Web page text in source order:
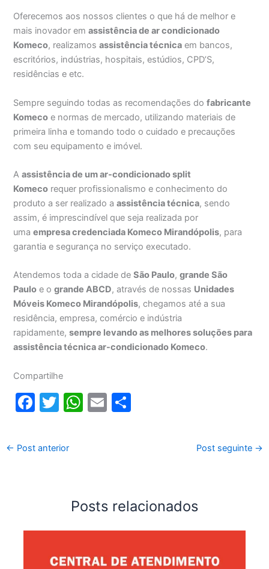
Oferecemos aos nossos clientes o que há de melhor e
mais inovador emassistência de ar condicionado
Komeco, realizamosassistência técnica em bancos,
escritórios, indústrias, hospitais, estúdios, CPD’S,
residências e etc.
Sempre seguindo todas as recomendações dofabricante
Komeco e normas de mercado, utilizando materiais de
primeira linha e tomando todo o cuidado e precauções
com seu equipamento e imóvel.
Aassistência de um ar-condicionado split
Komeco requer profissionalismo e conhecimento do
produto a ser realizado aassistência técnica, sendo
assim, é imprescindível que seja realizada por
umaempresa credenciada Komeco Mirandópolis, para
garantia e segurança no serviço executado.
Atendemos toda a cidade deSão Paulo,grande São
Paulo e ogrande ABCD, através de nossas Unidades
Móveis Komeco Mirandópolis, chegamos até a sua
residência, empresa, comércio e indústria
rapidamente,sempre levando as melhores soluções para
assistência técnica ar-condicionado Komeco.
Compartilhe
F
c
e
k
T
itt
er
W
p
p
E
← Post anterior Post seguinte →
Posts relacionados